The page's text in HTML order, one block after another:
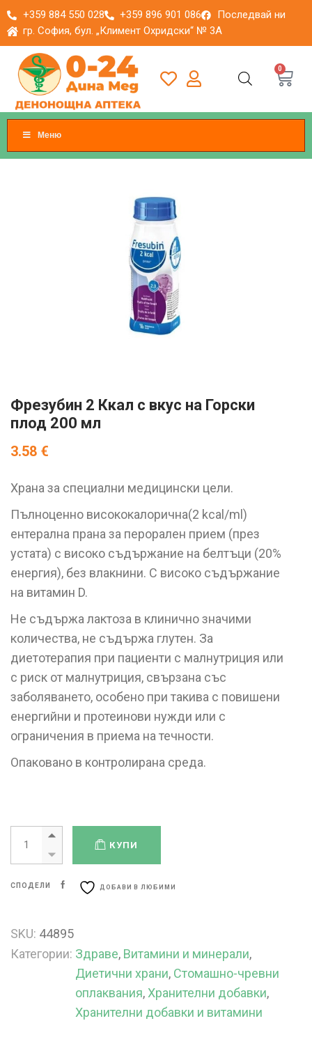
+359 884 550 028 +359 896 901 086
Последвай ни
гр. София, бул. „Климент Охридски“ № 3A
0
Меню
Фрезубин 2 Ккал с вкус на Горски
плод 200 мл
3.58 €
Храна за специални медицински цели.
Пълноценно висококалорична(2 kcal/ml)
ентерална прана за перорален прием (през
устата) с високо съдържание на белтъци (20%
енергия), без влакнини. С високо съдържание
на витамин D.
Не съдържа лактоза в клинично значими
количества, не съдържа глутен. За
диетотерапия при пациенти с малнутриция или
с риск от малнутриция, свързана със
заболяването, особено при такива с повишени
енергийни и протеинови нужди или с
ограничения в приема на течности.
Опаковано в контролирана среда.
КУПИ
СПОДЕЛИ ДОБАВИ В ЛЮБИМИ
SKU: 44895
Категории: Здраве, Витамини и минерали,
Диетични храни, Стомашно-чревни
оплаквания, Хранителни добавки,
Хранителни добавки и витамини